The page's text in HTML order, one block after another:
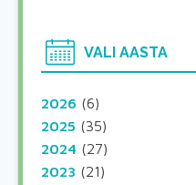
VALI AASTA
2026 (6)
2025 (35)
2024 (27)
2023 (21)